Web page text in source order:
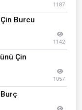
1187
Burcu
1142
Çin
1057